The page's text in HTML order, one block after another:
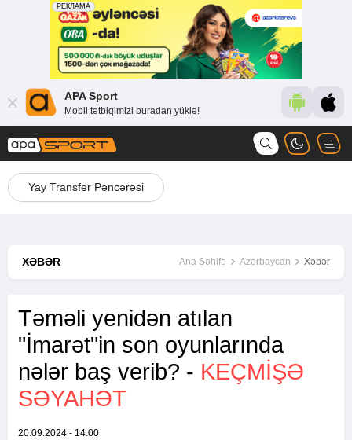
APA Sport
Mobil tətbiqimizi buradan yüklə!
Yay Transfer Pəncərəsi
XƏBƏR Ana Səhifə Azərbaycan Xəbər
Təməli yenidən atılan
"İmarət"in son oyunlarında
nələr baş verib? - KEÇMİŞƏ
SƏYAHƏT
20.09.2024 - 14:00